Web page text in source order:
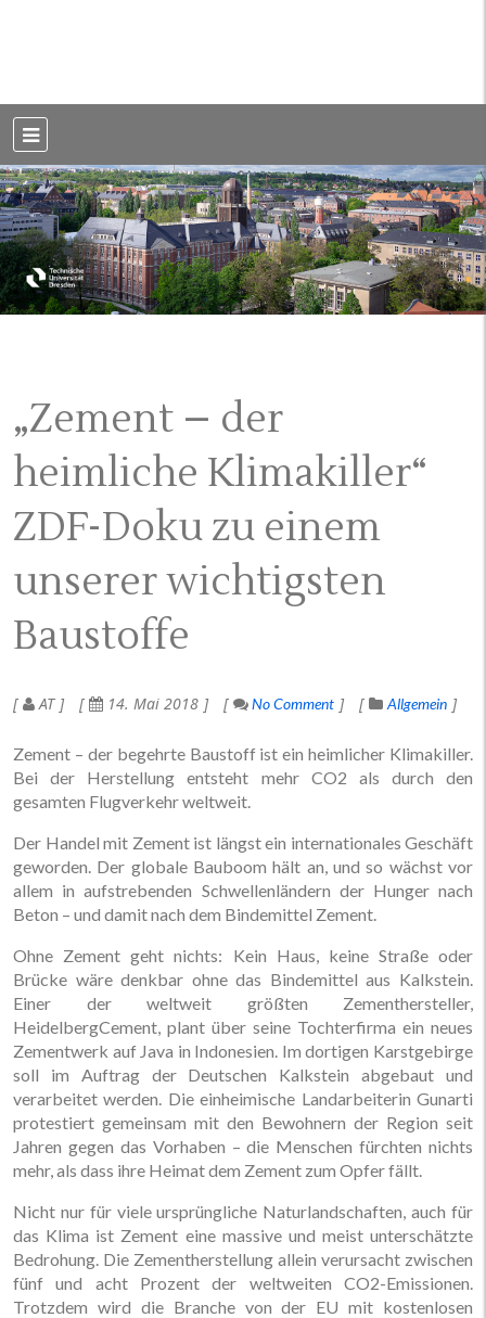
Dresden
„Zement – der
heimliche Klimakiller“
ZDF-Doku zu einem
unserer wichtigsten
Baustoffe
AT 14. Mai 2018 No Comment Allgemein
Zement – der begehrte Baustoff ist ein heimlicher Klimakiller.
Bei der Herstellung entsteht mehr CO2 als durch den
gesamten Flugverkehr weltweit.
Der Handel mit Zement ist längst ein internationales Geschäft
geworden. Der globale Bauboom hält an, und so wächst vor
allem in aufstrebenden Schwellenländern der Hunger nach
Beton – und damit nach dem Bindemittel Zement.
Ohne Zement geht nichts: Kein Haus, keine Straße oder
Brücke wäre denkbar ohne das Bindemittel aus Kalkstein.
Einer der weltweit größten Zementhersteller,
HeidelbergCement, plant über seine Tochterfirma ein neues
Zementwerk auf Java in Indonesien. Im dortigen Karstgebirge
soll im Auftrag der Deutschen Kalkstein abgebaut und
verarbeitet werden. Die einheimische Landarbeiterin Gunarti
protestiert gemeinsam mit den Bewohnern der Region seit
Jahren gegen das Vorhaben – die Menschen fürchten nichts
mehr, als dass ihre Heimat dem Zement zum Opfer fällt.
Nicht nur für viele ursprüngliche Naturlandschaften, auch für
das Klima ist Zement eine massive und meist unterschätzte
Bedrohung. Die Zementherstellung allein verursacht zwischen
fünf und acht Prozent der weltweiten CO2-Emissionen.
Trotzdem wird die Branche von der EU mit kostenlosen